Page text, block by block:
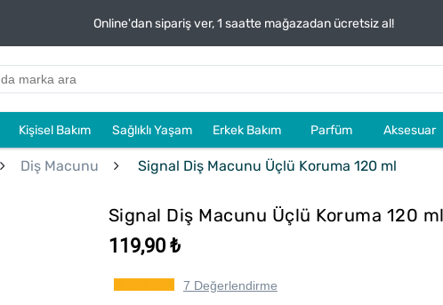
Online'dan sipariş ver, 1 saatte mağazadan ücretsiz al!
Kişisel Bakım Sağlıklı Yaşam Erkek Bakım Parfüm Aksesuar
Diş Macunu Signal Diş Macunu Üçlü Koruma 120 ml
Signal Diş Macunu Üçlü Koruma 120
119,90 ₺
7 Değerlendirme